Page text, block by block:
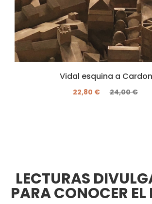
Vidal esquina a
22,80 € 24,00 €
LECTURAS
PARA CONOCER